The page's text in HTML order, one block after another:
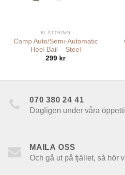
KLÄTTRING
Camp Auto/Semi-Automatic
Heel Bail – Steel
299 kr
070 380 24 41
Dagligen under våra
MAILA OSS
Och gå ut på fjället, så hör